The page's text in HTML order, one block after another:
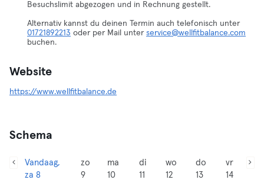
Besuchslimit abgezogen und in Rechnung gestellt.
Alternativ kannst du deinen Termin auch telefonisch unter
01721892213 oder per Mail unter service@wellfitbalance.com
buchen.
Website
https://www.wellfitbalance.de
Schema
Vandaag,
za 8
zo
9
ma
10
di
11
wo
12
do
13
vr
14